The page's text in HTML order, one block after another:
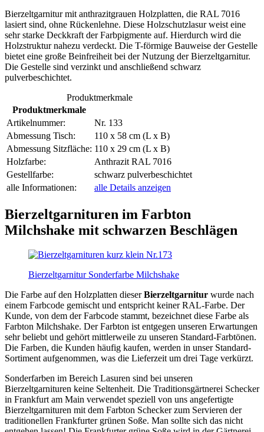
Bierzeltgarnitur mit anthrazitgrauen Holzplatten, die RAL 7016
lasiert sind, ohne Rückenlehne. Diese Holzschutzlasur weist eine
sehr starke Deckkraft der Farbpigmente auf. Hierdurch wird die
Holzstruktur nahezu verdeckt. Die T-förmige Bauweise der Gestelle
bietet eine große Beinfreiheit bei der Nutzung der Bierzeltgarnitur.
Die Gestelle sind verzinkt und anschließend schwarz
pulverbeschichtet.
Produktmerkmale
Produktmerkmale
Artikelnummer:
Nr. 133
Abmessung Tisch:
110 x 58 cm (L x B)
Abmessung Sitzfläche: 110 x 29 cm (L x B)
Holzfarbe:
Anthrazit RAL 7016
Gestellfarbe:
schwarz pulverbeschichtet
alle Informationen:
alle Details anzeigen
Bierzeltgarnituren im Farbton
Milchshake mit schwarzen Beschlägen
Bierzeltgarnitur Sonderfarbe Milchshake
Die Farbe auf den Holzplatten dieserBierzeltgarnitur wurde nach
einem Farbcode gemischt und entspricht keiner RAL-Farbe. Der
Kunde, von dem der Farbcode stammt, bezeichnet diese Farbe als
Farbton Milchshake. Der Farbton ist entgegen unseren Erwartungen
sehr beliebt und gehört mittlerweile zu unseren Standard-Farbtönen.
Die Farben, die Kunden häufig kaufen, werden in unser Standard-
Sortiment aufgenommen, was die Lieferzeit um drei Tage verkürzt.
Sonderfarben im Bereich Lasuren sind bei unseren
Bierzeltgarnituren keine Seltenheit. Die Traditionsgärtnerei Schecker
in Frankfurt am Main verwendet speziell von uns angefertigte
Bierzeltgarnituren mit dem Farbton Schecker zum Servieren der
traditionellen Frankfurter grünen Soße. Man sollte sich das nicht